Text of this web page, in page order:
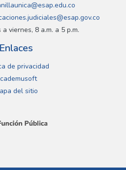
viernes, 8 a.m. a 5 p.m.
Enlaces
de privacidad
del sitio